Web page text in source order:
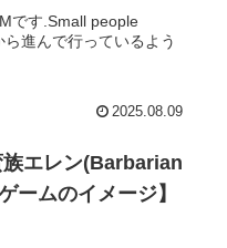
です.Small people
進んで行っているよう
2025.08.09
族エレン(Barbarian
ームのイメージ】